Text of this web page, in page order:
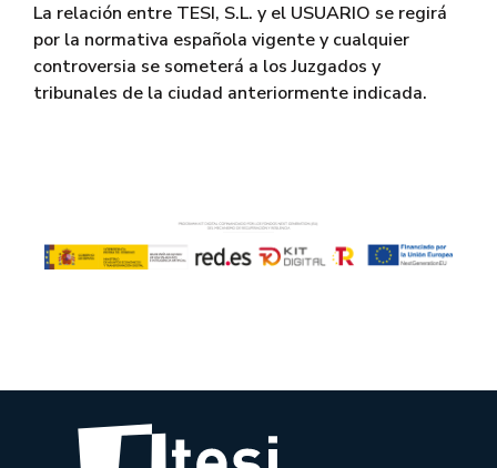
La relación entre TESI, S.L. y el USUARIO se regirá
por la normativa española vigente y cualquier
controversia se someterá a los Juzgados y
tribunales de la ciudad anteriormente indicada.